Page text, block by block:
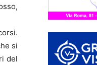
si
del